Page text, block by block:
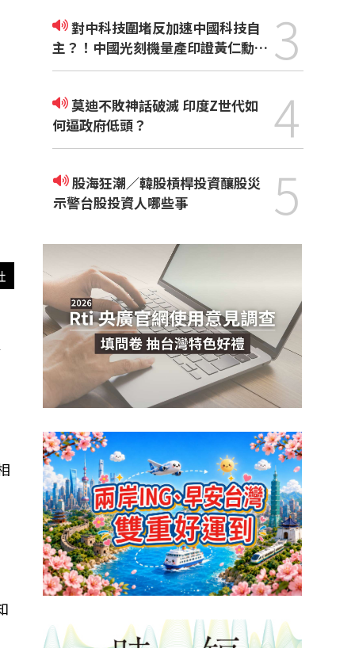
對中科技圍堵反加速中國科技自
主？！中國光刻機量產印證黃仁勳觀
點
3
莫迪不敗神話破滅 印度Z世代如
何逼政府低頭？
4
股海狂潮／韓股槓桿投資釀股災
示警台股投資人哪些事
5